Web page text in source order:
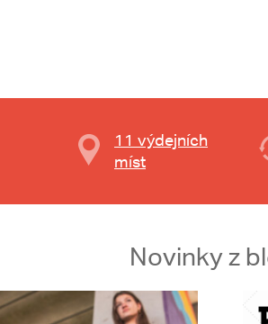
11 výdejních
míst
Novinky z